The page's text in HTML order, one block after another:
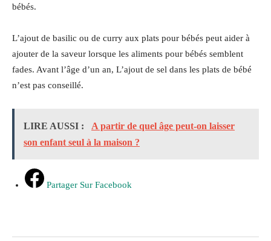
bébés.
L’ajout de basilic ou de curry aux plats pour bébés peut aider à
ajouter de la saveur lorsque les aliments pour bébés semblent
fades. Avant l’âge d’un an, L’ajout de sel dans les plats de bébé
n’est pas conseillé.
LIRE AUSSI :
A partir de quel âge peut-on laisser
son enfant seul à la maison ?
Partager Sur Facebook